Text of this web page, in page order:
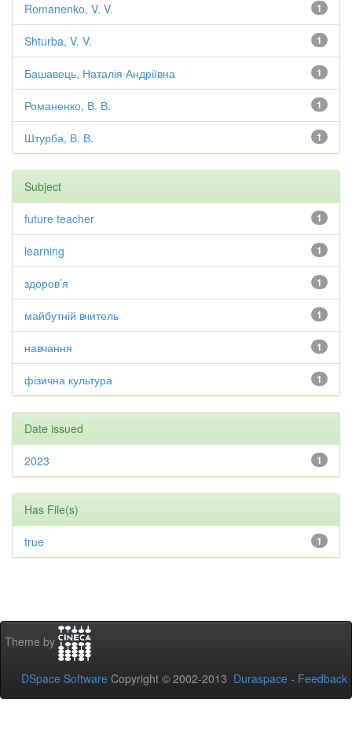
1
Romanenko, V. V.
1
Shturba, V. V.
1
Башавець, Наталія Андріївна
1
Романенко, В. В.
1
Штурба, В. В.
Subject
1
future teacher
1
learning
1
здоров’я
1
майбутній вчитель
1
навчання
1
фізична культура
Date issued
1
2023
Has File(s)
1
true
Theme by
DSpace Software Copyright © 2002-2013 Duraspace - Feedback